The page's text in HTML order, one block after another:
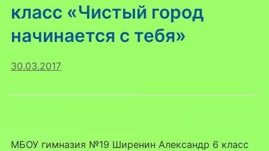
класс «Чистый город
начинается с тебя»
30.03.2017
МБОУ гимназия №19 Ширенин Александр 6 класс